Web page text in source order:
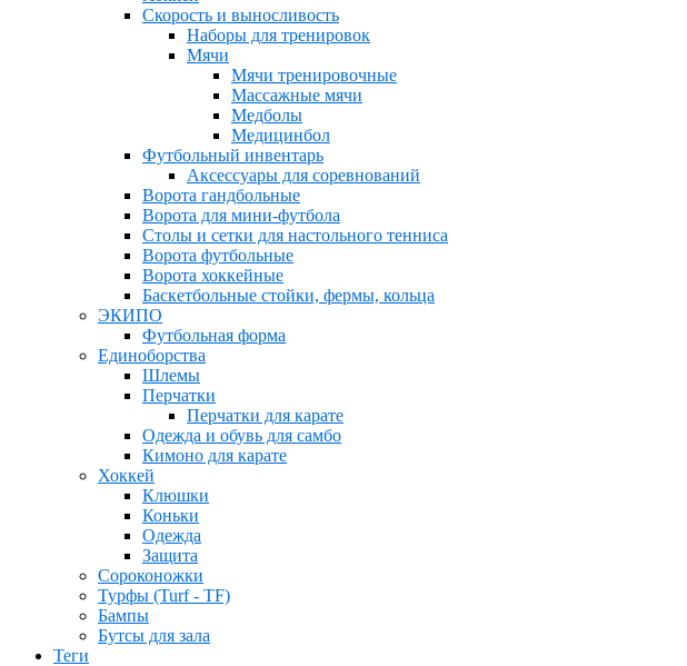
Скорость и выносливость
Наборы для тренировок
Мячи
Мячи тренировочные
Массажные мячи
Медболы
Медицинбол
Футбольный инвентарь
Аксессуары для соревнований
Ворота гандбольные
Ворота для мини-футбола
Столы и сетки для настольного тенниса
Ворота футбольные
Ворота хоккейные
Баскетбольные стойки, фермы, кольца
ЭКИПО
Футбольная форма
Единоборства
Шлемы
Перчатки
Перчатки для карате
Одежда и обувь для самбо
Кимоно для карате
Хоккей
Клюшки
Коньки
Одежда
Защита
Сороконожки
Турфы (Turf - TF)
Бампы
Бутсы для зала
Теги